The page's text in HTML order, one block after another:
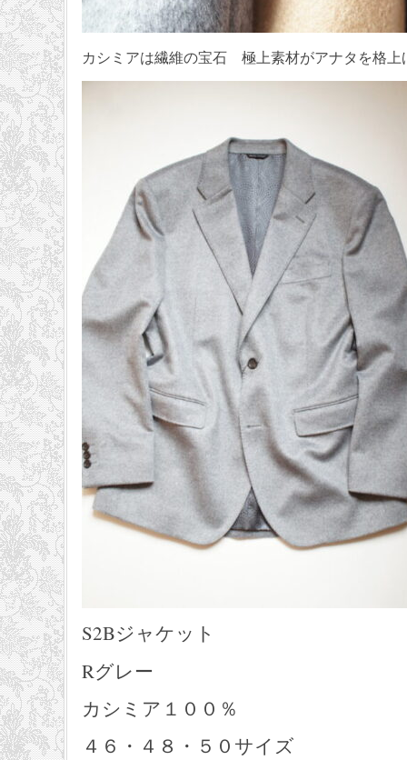
カシミアは繊維の宝石 極上素材がアナタを格上
S2Bジャケット
Rグレー
カシミア１００％
４６・４８・５０サイズ